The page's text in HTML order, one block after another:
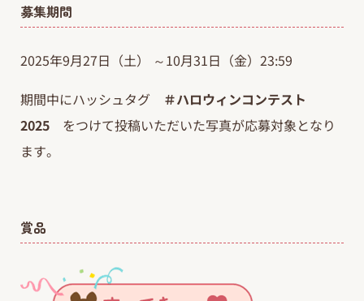
募集期間
2025年9月27日（土） ～10月31日（金）23:59
期間中にハッシュタグ ＃ハロウィンコンテスト
2025をつけて投稿いただいた写真が応募対象となり
ます。
賞品